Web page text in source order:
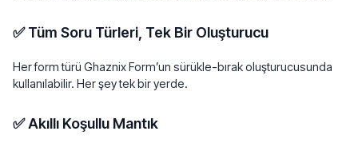
✅ Tüm Soru Türleri, Tek Bir Oluşturucu
Her form türü Ghaznix Form’un sürükle-bırak oluşturucusunda
kullanılabilir. Her şey tek bir yerde.
✅ Akıllı Koşullu Mantık